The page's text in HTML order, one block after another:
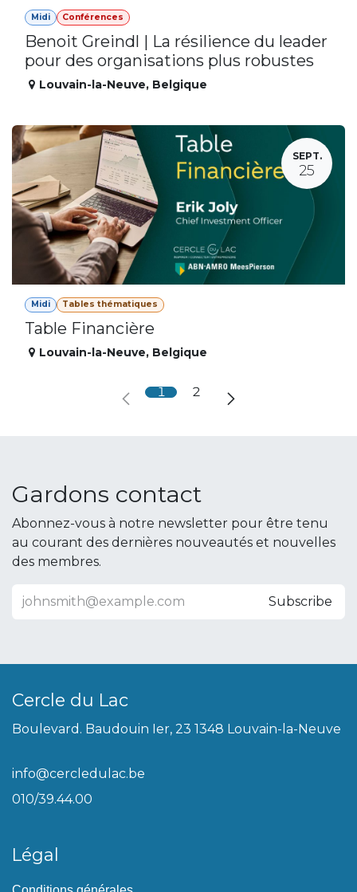
Midi Conférences
Benoit Greindl | La résilience du leader
pour des organisations plus robustes
Louvain-la-Neuve, Belgique
SEPT.
25
Midi Tables thématiques
Table Financière
Louvain-la-Neuve, Belgique
1 2
Gardons contact
Abonnez-vous à notre newsletter pour être tenu
au courant des dernières nouveautés et nouvelles
des membres.
Subscribe
Cercle du Lac
Boulevard. Baudouin Ier, 23 1348 Louvain-la-Neuve
info@cercledulac.be
010/39.44.00
Légal